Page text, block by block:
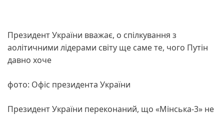
Президент України вважає, о спілкування з
аолітичними лідерами світу ще саме те, чого Путін
давно хоче
фото: Офіс президента України
Президент України переконаний, що «Мінська-3» не